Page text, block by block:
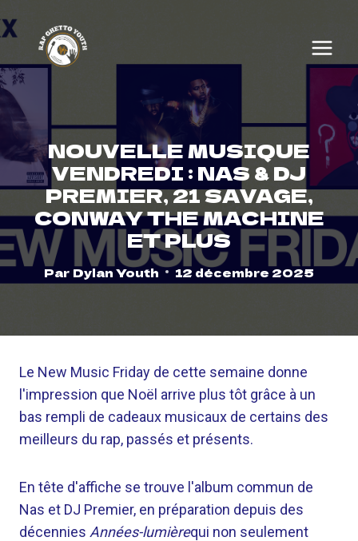
to
content
NOUVELLE MUSIQUE
VENDREDI : NAS & DJ
PREMIER, 21 SAVAGE,
CONWAY THE MACHINE
ET PLUS
Par Dylan Youth 12 décembre 2025
Le New Music Friday de cette semaine donne
l'impression que Noël arrive plus tôt grâce à un
bas rempli de cadeaux musicaux de certains des
meilleurs du rap, passés et présents.
En tête d'affiche se trouve l'album commun de
Nas et DJ Premier, en préparation depuis des
décennies Années-lumièrequi non seulement